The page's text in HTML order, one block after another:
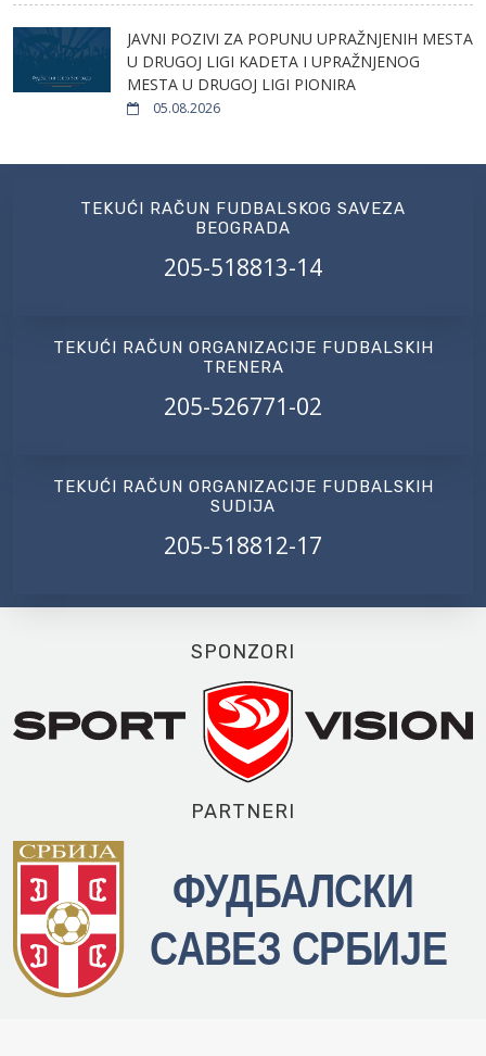
JAVNI POZIVI ZA POPUNU UPRAŽNJENIH MESTA
U DRUGOJ LIGI KADETA I UPRAŽNJENOG
MESTA U DRUGOJ LIGI PIONIRA
05.08.2026
TEKUĆI RAČUN FUDBALSKOG SAVEZA
BEOGRADA
205-518813-14
TEKUĆI RAČUN ORGANIZACIJE FUDBALSKIH
TRENERA
205-526771-02
TEKUĆI RAČUN ORGANIZACIJE FUDBALSKIH
SUDIJA
205-518812-17
SPONZORI
PARTNERI